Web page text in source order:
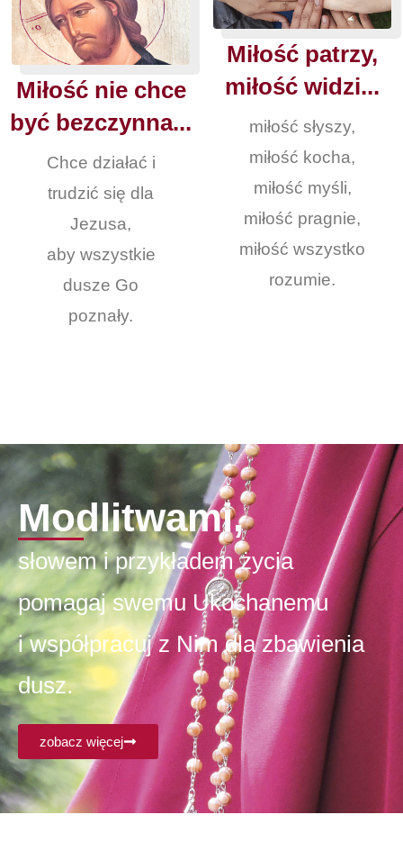
Miłość nie chce
być bezczynna...
Chce działać i
trudzić się dla
Jezusa,
aby wszystkie
dusze Go
poznały.
Miłość patrzy,
miłość widzi...
miłość słyszy,
miłość kocha,
miłość myśli,
miłość pragnie,
miłość wszystko
rozumie.
Modlitwami,
słowem i przykładem życia
pomagaj swemu Ukochanemu
i współpracuj z Nim dla zbawienia
dusz.
zobacz więcej